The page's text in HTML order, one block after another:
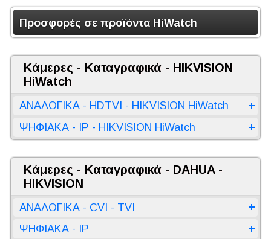
Προσφορές σε προϊόντα HiWatch
Κάμερες - Καταγραφικά - HIKVISION
HiWatch
ΑΝΑΛΟΓΙΚΑ - HDTVI - HIKVISION HiWatch
ΨΗΦΙΑΚΑ - IP - HIKVISION HiWatch
Κάμερες - Καταγραφικά - DAHUA -
HIKVISION
ΑΝΑΛΟΓΙΚΑ - CVI - TVI
ΨΗΦΙΑΚΑ - IP